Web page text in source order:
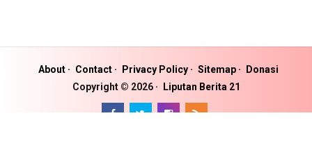
About Contact Privacy Policy Sitemap
Donasi
Copyright © 2026 Liputan Berita 21